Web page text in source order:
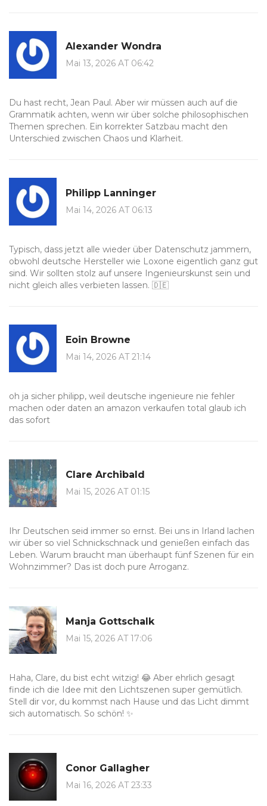
Alexander Wondra
Mai 13, 2026 AT 06:42
Du hast recht, Jean Paul. Aber wir müssen auch auf die
Grammatik achten, wenn wir über solche philosophischen
Themen sprechen. Ein korrekter Satzbau macht den
Unterschied zwischen Chaos und Klarheit.
Philipp Lanninger
Mai 14, 2026 AT 06:13
Typisch, dass jetzt alle wieder über Datenschutz jammern,
obwohl deutsche Hersteller wie Loxone eigentlich ganz gut
sind. Wir sollten stolz auf unsere Ingenieurskunst sein und
nicht gleich alles verbieten lassen. 🇩🇪
Eoin Browne
Mai 14, 2026 AT 21:14
oh ja sicher philipp, weil deutsche ingenieure nie fehler
machen oder daten an amazon verkaufen total glaub ich
das sofort
Clare Archibald
Mai 15, 2026 AT 01:15
Ihr Deutschen seid immer so ernst. Bei uns in Irland lachen
wir über so viel Schnickschnack und genießen einfach das
Leben. Warum braucht man überhaupt fünf Szenen für ein
Wohnzimmer? Das ist doch pure Arroganz.
Manja Gottschalk
Mai 15, 2026 AT 17:06
Haha, Clare, du bist echt witzig! 😂 Aber ehrlich gesagt
finde ich die Idee mit den Lichtszenen super gemütlich.
Stell dir vor, du kommst nach Hause und das Licht dimmt
sich automatisch. So schön! ✨
Conor Gallagher
Mai 16, 2026 AT 23:33